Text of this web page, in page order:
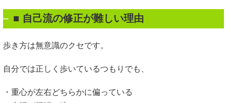
■ 自己流の修正が難しい理由
歩き方は無意識のクセです。
自分では正しく歩いているつもりでも、
・重心が左右どちらかに偏っている